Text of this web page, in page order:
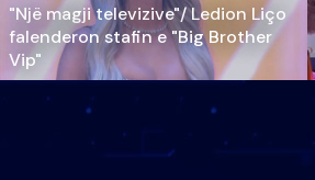
"Një magji televizive"/ Ledion Liço
falenderon stafin e "Big Brother
Vip"